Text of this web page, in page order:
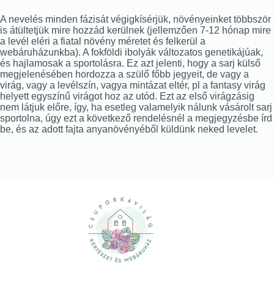
A nevelés minden fázisát végigkísérjük, növényeinket többször
is átültetjük mire hozzád kerülnek (jellemzően 7-12 hónap mire
a levél eléri a fiatal növény méretet és felkerül a
webáruházunkba). A fokföldi ibolyák változatos genetikájúak,
és hajlamosak a sportolásra. Ez azt jelenti, hogy a sarj külső
megjelenésében hordozza a szülő főbb jegyeit, de vagy a
virág, vagy a levélszín, vagya mintázat eltér, pl a fantasy virág
helyett egyszínű virágot hoz az utód. Ezt az első virágzásig
nem látjuk előre, így, ha esetleg valamelyik nálunk vásárolt sarj
sportolna, úgy ezt a következő rendelésnél a megjegyzésbe írd
be, és az adott fajta anyanövényéből küldünk neked levelet.